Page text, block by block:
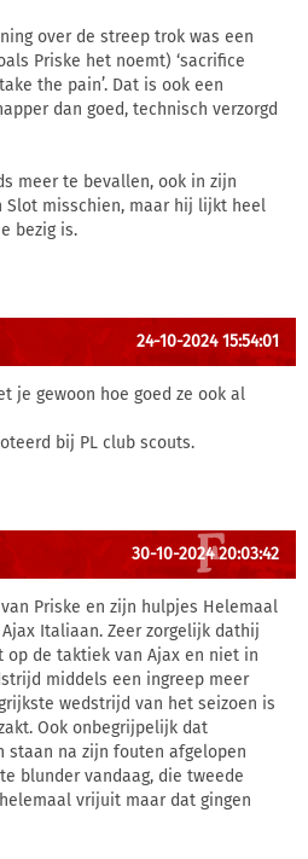
over de streep trok was een
Priske het noemt) ‘sacrifice
the pain’. Dat is ook een
dan goed, technisch verzorgd
meer te bevallen, ook in zijn
Slot misschien, maar hij lijkt heel
bezig is.
24-10-2024 15:54:01
je gewoon hoe goed ze ook al
bij PL club scouts.
30-10-2024 20:03:42
Priske en zijn hulpjes Helemaal
Italiaan. Zeer zorgelijk dathij
op de taktiek van Ajax en niet in
middels een ingreep meer
wedstrijd van het seizoen is
Ook onbegrijpelijk dat
na zijn fouten afgelopen
blunder vandaag, die tweede
vrijuit maar dat gingen